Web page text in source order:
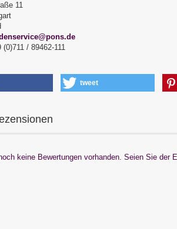
11
(0)711 / 89462-111
tweet
keine Bewertungen vorhanden. Seien Sie der